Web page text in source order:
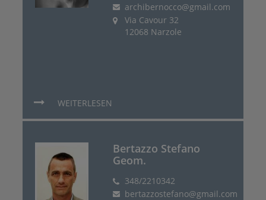
archibernocco@gmail.com
Via Cavour 32
12068 Narzole
WEITERLESEN
Bertazzo Stefano
Geom.
348/2210342
bertazzostefano@gmail.com